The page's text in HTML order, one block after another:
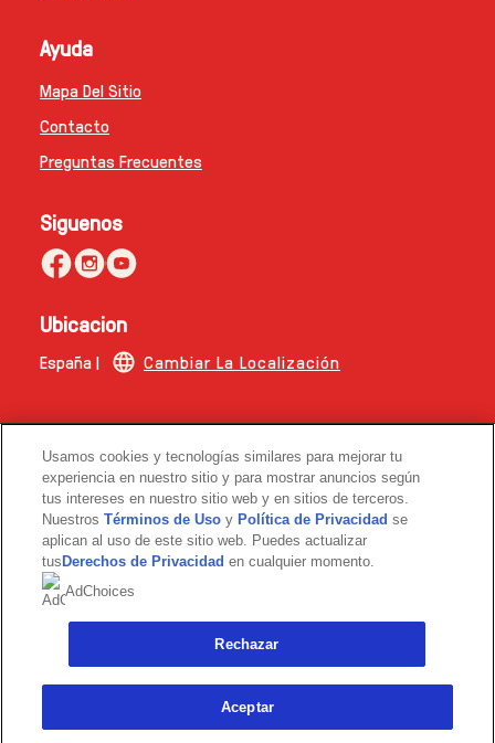
Ayuda
Mapa Del Sitio
Contacto
Preguntas Frecuentes
Siguenos
Ubicacion
España | Cambiar La Localización
Esta web no está dirigida a consumidores de fuera de
España.
© 2026 Copyright | The Magnum Ice Cream Company.
Usamos cookies y tecnologías similares para mejorar tu
experiencia en nuestro sitio y para mostrar anuncios según
tus intereses en nuestro sitio web y en sitios de terceros.
NuestrosTérminos de Uso y Política de Privacidadse
aplican al uso de este sitio web. Puedes actualizar
tus Derechos de Privacidad en cualquier momento.
AdChoices
Rechazar
Aceptar